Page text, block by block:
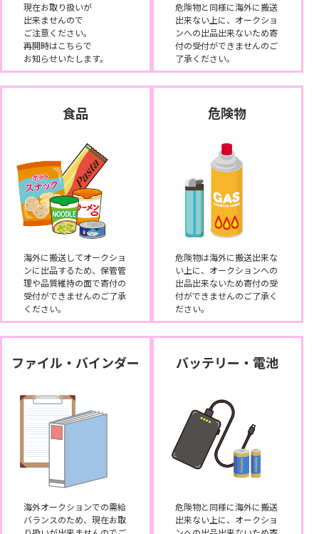
現在お取り扱いが
出来ませんので
ご注意ください。
再開時はこちらで
お知らせいたします。
危険物と同様に海外に搬送
出来ない上に、オークショ
ンへの出品出来ないため寄
付の受付ができませんのご
了承ください。
食品
海外に搬送してオークショ
ンに出品するため、保管管
理や品質維持の面で寄付の
受付ができませんのご了承
ください。
危険物
危険物は海外に搬送出来な
い上に、オークションへの
出品出来ないため寄付の受
付ができませんのご了承く
ださい。
ファイル・バインダー
海外オークションでの需給
バランスのため、現在お取
バッテリー・電池
危険物と同様に海外に搬送
出来ない上に、オークショ